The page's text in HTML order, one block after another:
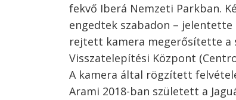
fekvő Iberá Nemzeti Parkban.
engedtek szabadon –
rejtett kamera megerősítette a
Visszatelepítési Központ
A kamera által rögzített
Arami 2018-ban született a